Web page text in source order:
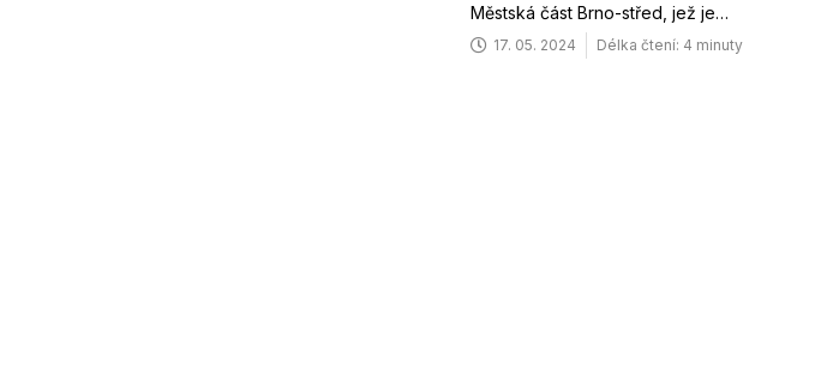
Městská část Brno-střed, jež je…
17. 05. 2024 Délka čtení: 4 minuty